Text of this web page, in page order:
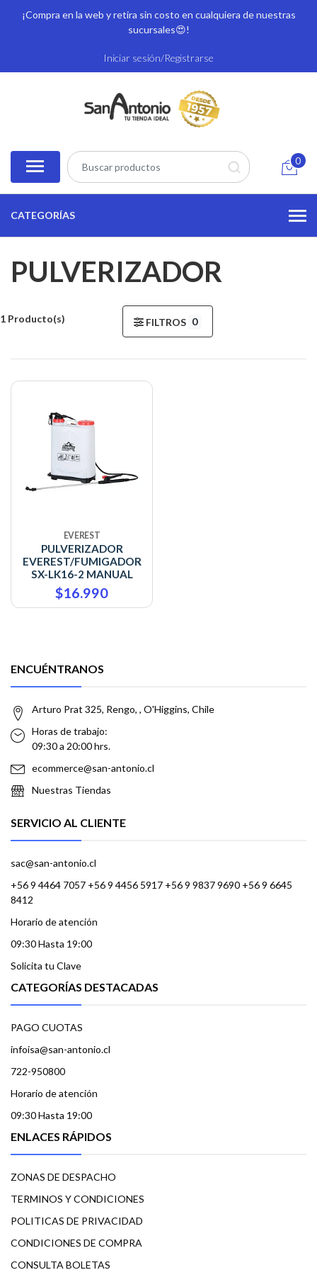
¡Compra en la web y retira sin costo en cualquiera de nuestras
sucursales😍!
Iniciar sesión/Registrarse
0
CATEGORÍAS
PULVERIZADOR
1 Producto(s) FILTROS 0
EVEREST
PULVERIZADOR
EVEREST/FUMIGADOR
SX-LK16-2 MANUAL
$16.990
ENCUÉNTRANOS
Arturo Prat 325, Rengo, , O'Higgins, Chile
Horas de trabajo:
09:30 a 20:00 hrs.
ecommerce@san-antonio.cl
Nuestras Tiendas
SERVICIO AL CLIENTE
sac@san-antonio.cl
+56 9 4464 7057 +56 9 4456 5917 +56 9 9837 9690 +56 9 6645
8412
Horario de atención
09:30 Hasta 19:00
Solicita tu Clave
CATEGORÍAS DESTACADAS
PAGO CUOTAS
infoisa@san-antonio.cl
722-950800
Horario de atención
09:30 Hasta 19:00
ENLACES RÁPIDOS
ZONAS DE DESPACHO
TERMINOS Y CONDICIONES
POLITICAS DE PRIVACIDAD
CONDICIONES DE COMPRA
CONSULTA BOLETAS